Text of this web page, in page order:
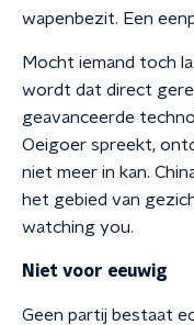
wapenbezit. Een
Mocht iemand toch
wordt dat direct
geavanceerde
Oeigoer spreekt,
niet meer in kan.
het gebied van
watching you.
Niet voor eeuwig
Geen partij bestaat